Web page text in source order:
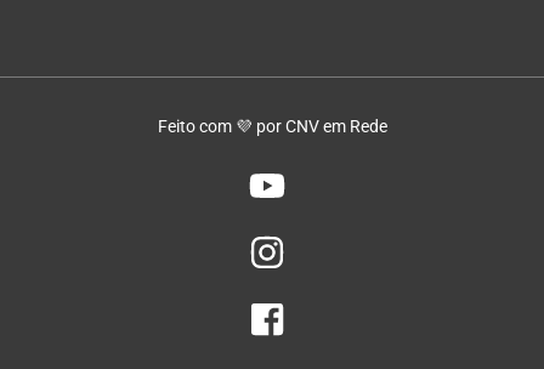
Feito com 💜 por CNV em Rede